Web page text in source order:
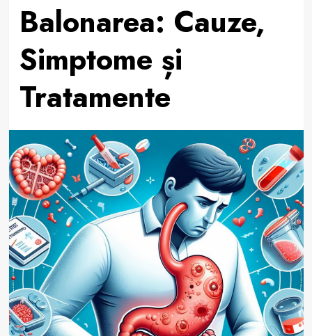
Balonarea: Cauze,
Simptome și
Tratamente